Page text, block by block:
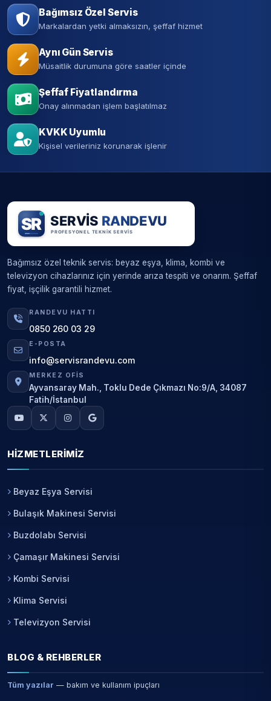
Bağımsız Özel Servis
Markalardan yetki almaksızın, şeffaf hizmet
Aynı Gün Servis
Müsaitlik durumuna göre saatler içinde
Şeffaf Fiyatlandırma
Onay alınmadan işlem başlatılmaz
KVKK Uyumlu
Kişisel verileriniz korunarak işlenir
Bağımsız özel teknik servis: beyaz eşya, klima, kombi ve
televizyon cihazlarınız için yerinde arıza tespiti ve onarım. Şeffaf
fiyat, işçilik garantili hizmet.
RANDEVU HATTI
0850 260 03 29
E-POSTA
info@servisrandevu.com
MERKEZ OFIS
Ayvansaray Mah., Toklu Dede Çıkmazı No:9/A, 34087
Fatih/İstanbul
HIZMETLERIMIZ
Beyaz Eşya Servisi
Bulaşık Makinesi Servisi
Buzdolabı Servisi
Çamaşır Makinesi Servisi
Kombi Servisi
Klima Servisi
Televizyon Servisi
BLOG & REHBERLER
Tüm yazılar — bakım ve kullanım ipuçları